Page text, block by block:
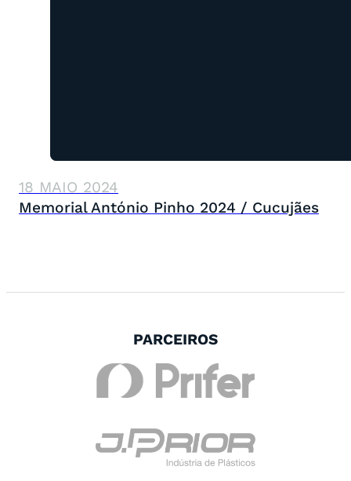
18 MAIO 2024
Memorial António Pinho 2024 / Cucujães
PARCEIROS